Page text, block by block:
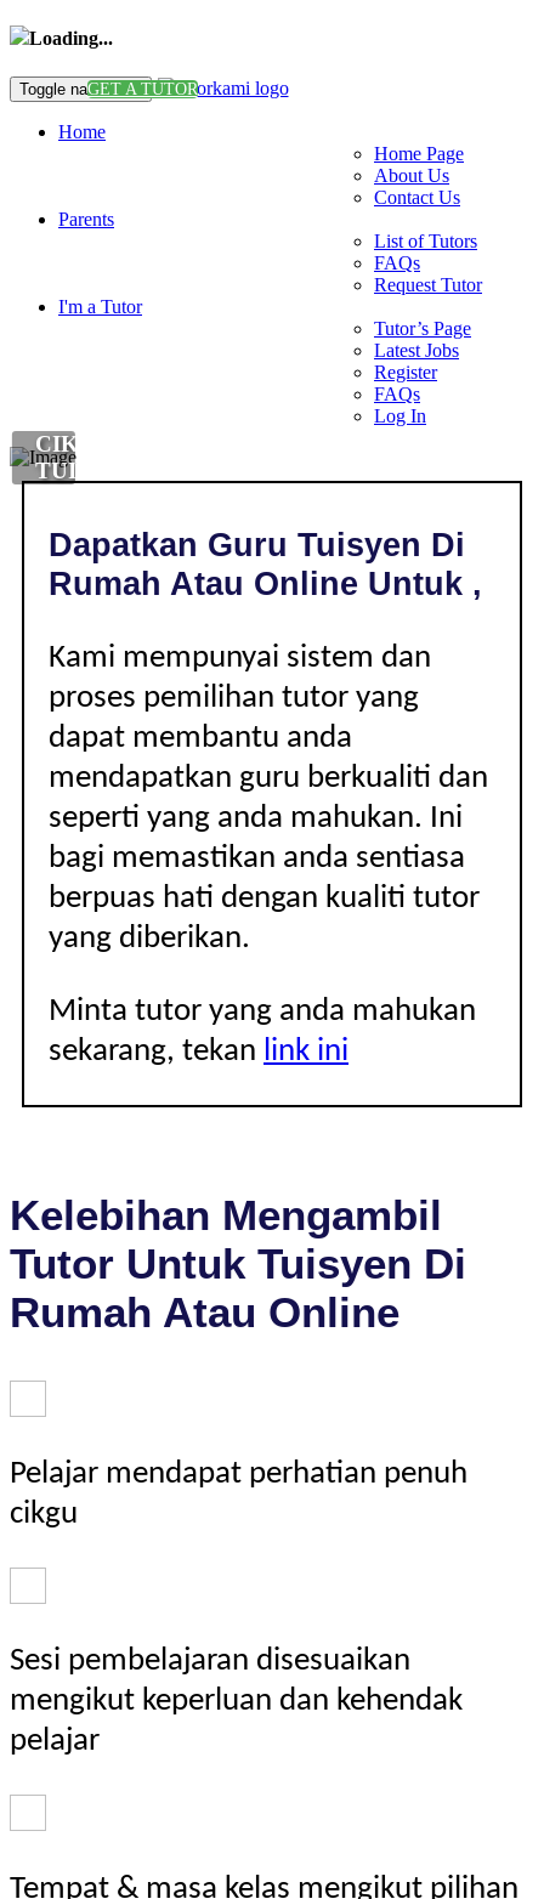
Loading...
Toggle navigationGET A TUTOR
Home
Home Page
About Us
Contact Us
Parents
List of Tutors
FAQs
Request Tutor
I'm a Tutor
Tutor’s Page
Latest Jobs
Register
FAQs
Log In
CIKGU
TUISYEN
Dapatkan Guru Tuisyen Di
Rumah Atau Online Untuk ,
Kami mempunyai sistem dan
proses pemilihan tutor yang
dapat membantu anda
mendapatkan guru berkualiti dan
seperti yang anda mahukan. Ini
bagi memastikan anda sentiasa
berpuas hati dengan kualiti tutor
yang diberikan.
Minta tutor yang anda mahukan
sekarang, tekan link ini
Kelebihan Mengambil
Tutor Untuk Tuisyen Di
Rumah Atau Online
Pelajar mendapat perhatian penuh
cikgu
Sesi pembelajaran disesuaikan
mengikut keperluan dan kehendak
pelajar
Tempat & masa kelas mengikut pilihan